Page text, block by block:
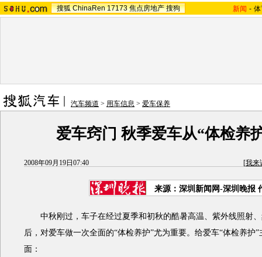
搜狐 ChinaRen 17173 焦点房地产 搜狗 新闻 -
汽车频道 > 用车信息 > 爱车保养
爱车窍门 秋季爱车从“体检养
2008年09月19日07:40 [我来
来源：深圳新闻网-深圳晚报
中秋刚过，车子在经过夏季和初秋的酷暑高温、紫外线照射、
后，对爱车做一次全面的“体检养护”尤为重要。给爱车“体检养护
面：